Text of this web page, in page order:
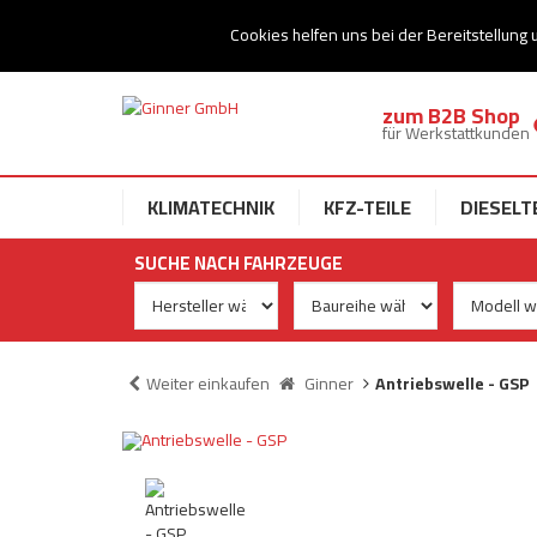
Cookies helfen uns bei der Bereitstellung
Ihr Speziallist für Dieseltechnik
zum B2B Shop
für Werkstattkunden
KLIMATECHNIK KFZ-TEILE
SUCHE NACH FAHRZEUGE
Weiter einkaufen Ginner Antriebswelle - GSP